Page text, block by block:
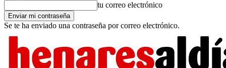
tu correo electrónico
Se te ha enviado una contraseña por correo electrónico.